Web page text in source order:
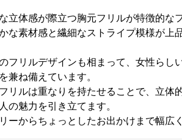
立体感が際立つ胸元フリルが特徴的な
な素材感と繊細なストライプ模様が上
フリルデザインも相まって、女性らし
兼ね備えています。
リルは重なりを持たせることで、立体
の魅力を引き立てます。
ーからちょっとしたお出かけまで幅広